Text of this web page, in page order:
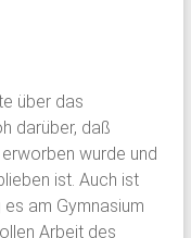
über das
darüber, daß
wurde und
ist. Auch ist
am Gymnasium
Arbeit des